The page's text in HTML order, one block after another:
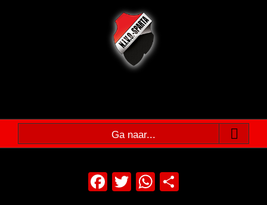
naar
inhoud
Ga naar...
Facebook
TwitterWhatsApp